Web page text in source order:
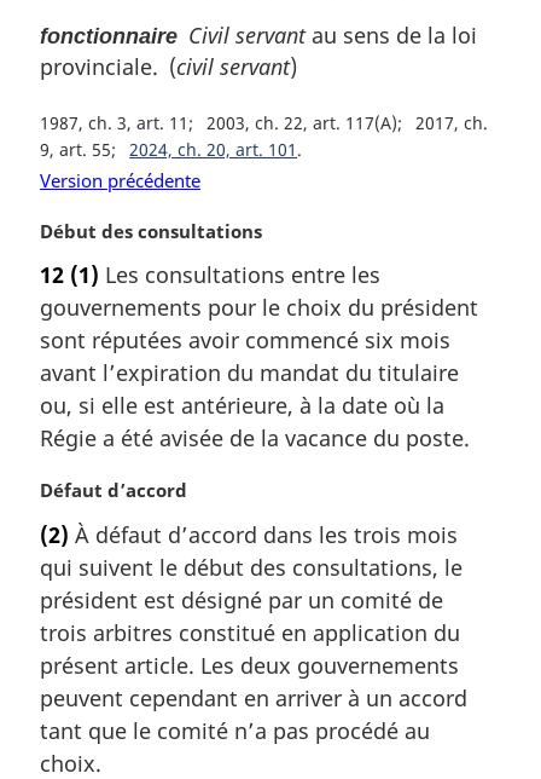
fonctionnaire Civil servantau sens de la loi
provinciale. (civil servant)
1987, ch. 3, art. 11 2003, ch. 22, art. 117(A)
2017, ch.
9, art. 55
2024, ch. 20, art. 101
Version précédente
N
t
e
m
a
g
i
a
l
e
:
Début des consultations
12 (1) Les consultations entre les
gouvernements pour le choix du président
sont réputées avoir commencé six mois
avant l’expiration du mandat du titulaire
ou, si elle est antérieure, à la date où la
Régie a été avisée de la vacance du poste.
N
t
e
m
a
r
g
i
n
a
Défaut d’accord
(2) À défaut d’accord dans les trois mois
qui suivent le début des consultations, le
président est désigné par un comité de
trois arbitres constitué en application du
présent article. Les deux gouvernements
peuvent cependant en arriver à un accord
tant que le comité n’a pas procédé au
choix.